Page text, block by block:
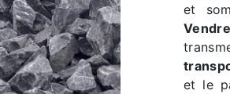
et
et le